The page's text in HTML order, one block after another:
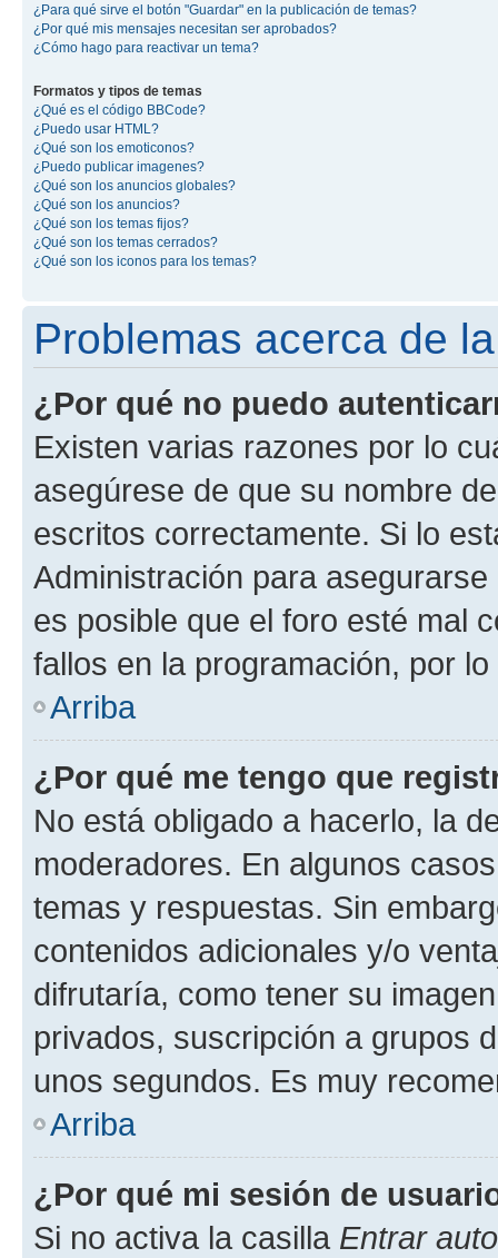
¿Para qué sirve el botón "Guardar" en la publicación de temas?
¿Por qué mis mensajes necesitan ser aprobados?
¿Cómo hago para reactivar un tema?
Formatos y tipos de temas
¿Qué es el código BBCode?
¿Puedo usar HTML?
¿Qué son los emoticonos?
¿Puedo publicar imagenes?
¿Qué son los anuncios globales?
¿Qué son los anuncios?
¿Qué son los temas fijos?
¿Qué son los temas cerrados?
¿Qué son los iconos para los temas?
Problemas acerca de
¿Por qué no puedo
Existen varias razones por lo
asegúrese de que su nombre
escritos correctamente. Si lo
Administración para
es posible que el foro esté mal
fallos en la programación, por
Arriba
¿Por qué me tengo que
No está obligado a hacerlo, la
moderadores. En algunos
temas y respuestas. Sin
contenidos adicionales y/o
difrutaría, como tener su
privados, suscripción a grupos
unos segundos. Es muy
Arriba
¿Por qué mi sesión de
Si no activa la casilla Entrar